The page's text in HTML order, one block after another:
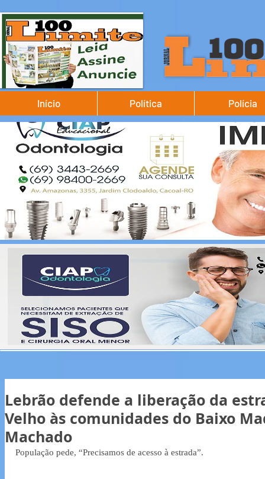
Início Política Polícia
Lebrão defende a liberação da
Velho às comunidades do Baixo
Machado
População pede, “Precisamos de acesso à estrada”.